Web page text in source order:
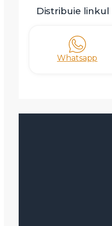
Distribuie
Whatsapp